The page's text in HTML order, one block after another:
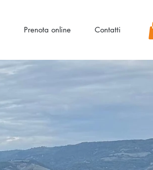
Prenota online Contatti